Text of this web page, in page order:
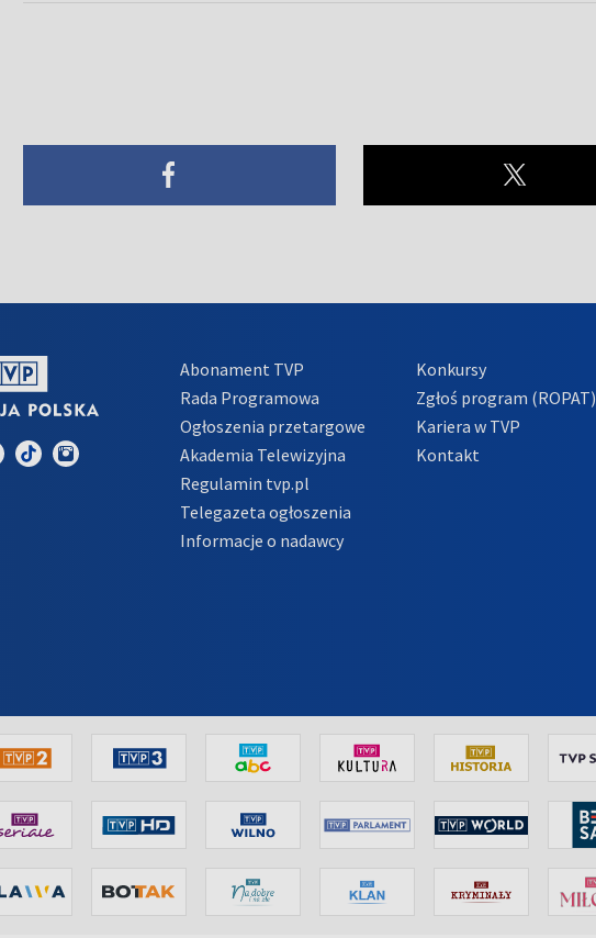
Abonament TVP
Rada Programowa
Ogłoszenia przetargowe
Akademia Telewizyjna
Regulamin tvp.pl
Telegazeta ogłoszenia
Informacje o nadawcy
Konkursy
Zgłoś program (ROPAT)
Kariera w TVP
Kontakt